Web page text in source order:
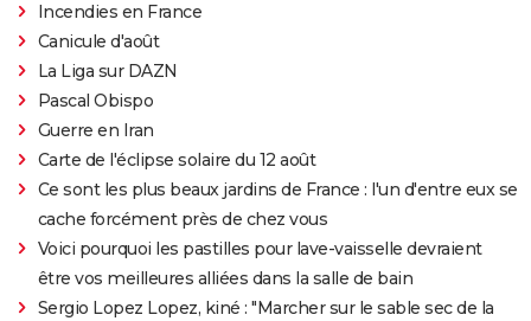
Incendies en France
Canicule d'août
La Liga sur DAZN
Pascal Obispo
Guerre en Iran
Carte de l'éclipse solaire du 12 août
Ce sont les plus beaux jardins de France : l'un d'entre eux se
cache forcément près de chez vous
Voici pourquoi les pastilles pour lave-vaisselle devraient
être vos meilleures alliées dans la salle de bain
Sergio Lopez Lopez, kiné : "Marcher sur le sable sec de la